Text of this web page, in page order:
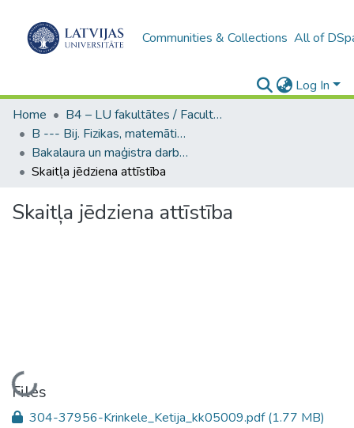
Communities & Collections All of
Log In
Home
B4 – LU fakultātes / Faculties of the UL
B --- Bij. Fizikas, matemātikas un optometrijas fakultātes studentu noslēguma darbi / Faculty of Physics, Mathematics and Optometry - Graduate works
Bakalaura un maģistra darbi (FMOF) / Bachelor's and Master's theses
Skaitļa jēdziena attīstība
Skaitļa jēdziena attīstība
Loading...
Files
304-37956-Krinkele_Ketija_kk05009.pdf(1.77 MB)